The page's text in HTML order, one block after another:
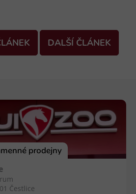
DALŠÍ ČLÁNEK
prodejny
Čestlice